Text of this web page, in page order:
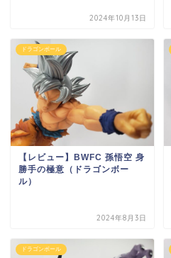
2024年10月13日
ドラゴンボール
【レビュー】BWFC 孫悟空 身
勝手の極意（ドラゴンボー
ル）
2024年8月3日
ドラゴンボール